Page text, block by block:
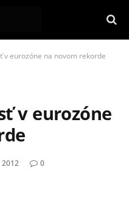
v eurozóne na novom rekorde
v eurozóne
0